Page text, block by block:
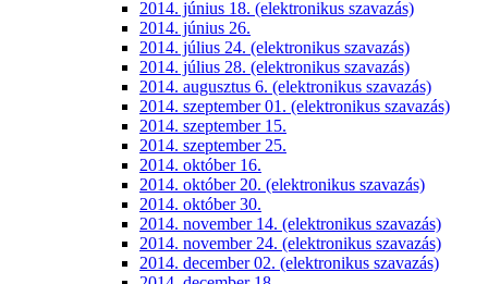
2014. június 18. (elektronikus szavazás)
2014. június 26.
2014. július 24. (elektronikus szavazás)
2014. július 28. (elektronikus szavazás)
2014. augusztus 6. (elektronikus szavazás)
2014. szeptember 01. (elektronikus szavazás)
2014. szeptember 15.
2014. szeptember 25.
2014. október 16.
2014. október 20. (elektronikus szavazás)
2014. október 30.
2014. november 14. (elektronikus szavazás)
2014. november 24. (elektronikus szavazás)
2014. december 02. (elektronikus szavazás)